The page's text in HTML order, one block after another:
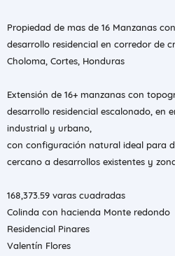
Propiedad de mas de 16 Manzanas
desarrollo residencial en corredor de
Choloma, Cortes, Honduras
Extensión de 16+ manzanas con
desarrollo residencial escalonado, en
industrial y urbano,
con configuración natural ideal para
cercano a desarrollos existentes y
168,373.59 varas cuadradas
Colinda con hacienda Monte redondo
Residencial Pinares
Valentín Flores